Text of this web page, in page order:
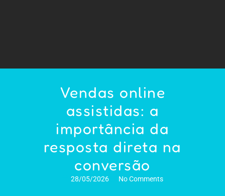
Vendas online
assistidas: a
importância da
resposta direta na
conversão
28/05/2026 No Comments